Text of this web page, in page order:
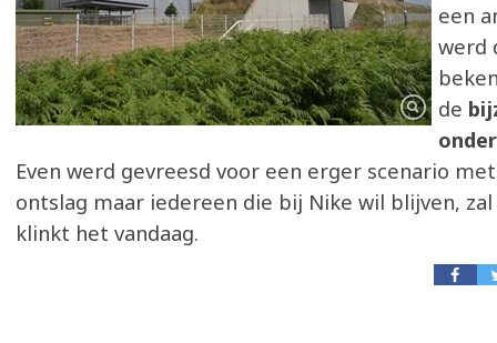
een
werd
de
Even werd gevreesd voor een erger scenario
ontslag maar iedereen die bij Nike wil blijven,
klinkt het vandaag.